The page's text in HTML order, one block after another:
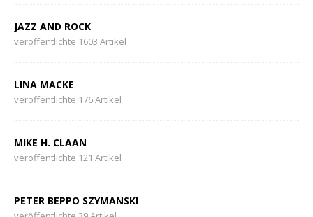
JAZZ AND ROCK
veröffentlichte 1603 Artikel
LINA MACKE
veröffentlichte 176 Artikel
MIKE H. CLAAN
veröffentlichte 121 Artikel
PETER BEPPO SZYMANSKI